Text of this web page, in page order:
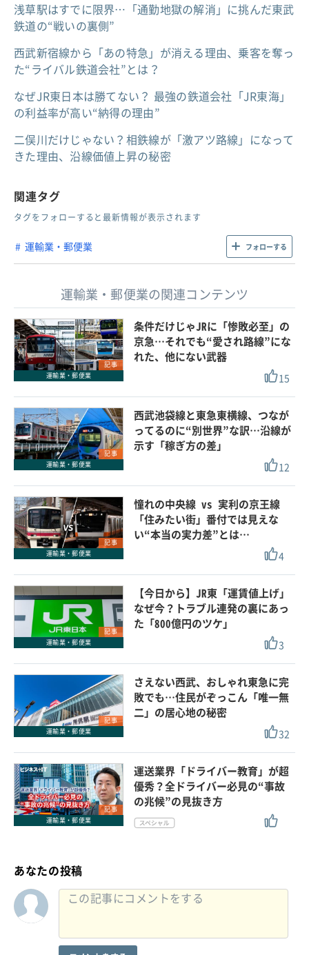
浅草駅はすでに限界…「通勤地獄の解消」に挑んだ東武
鉄道の“戦いの裏側”
西武新宿線から「あの特急」が消える理由、乗客を奪っ
た“ライバル鉄道会社”とは？
なぜJR東日本は勝てない？ 最強の鉄道会社「JR東海」
の利益率が高い“納得の理由”
二俣川だけじゃない？相鉄線が「激アツ路線」になって
きた理由、沿線価値上昇の秘密
関連タグ
タグをフォローすると最新情報が表示されます
運輸業・郵便業 フォローする
運輸業・郵便業の関連コンテンツ
記事
運輸業・郵便業
条件だけじゃJRに「惨敗必至」の
京急…それでも“愛され路線”にな
れた、他にない武器
15
記事
運輸業・郵便業
西武池袋線と東急東横線、つなが
ってるのに“別世界”な訳…沿線が
示す「稼ぎ方の差」
12
記事
運輸業・郵便業
憧れの中央線 vs 実利の京王線
「住みたい街」番付では見えな
い“本当の実力差”とは…
4
記事
運輸業・郵便業
【今日から】JR東「運賃値上げ」
なぜ今？トラブル連発の裏にあっ
た「800億円のツケ」
3
記事
運輸業・郵便業
さえない西武、おしゃれ東急に完
敗でも…住民がぞっこん「唯一無
二」の居心地の秘密
32
記事
運輸業・郵便業
運送業界「ドライバー教育」が超
優秀？全ドライバー必見の“事故
の兆候”の見抜き方
あなたの投稿